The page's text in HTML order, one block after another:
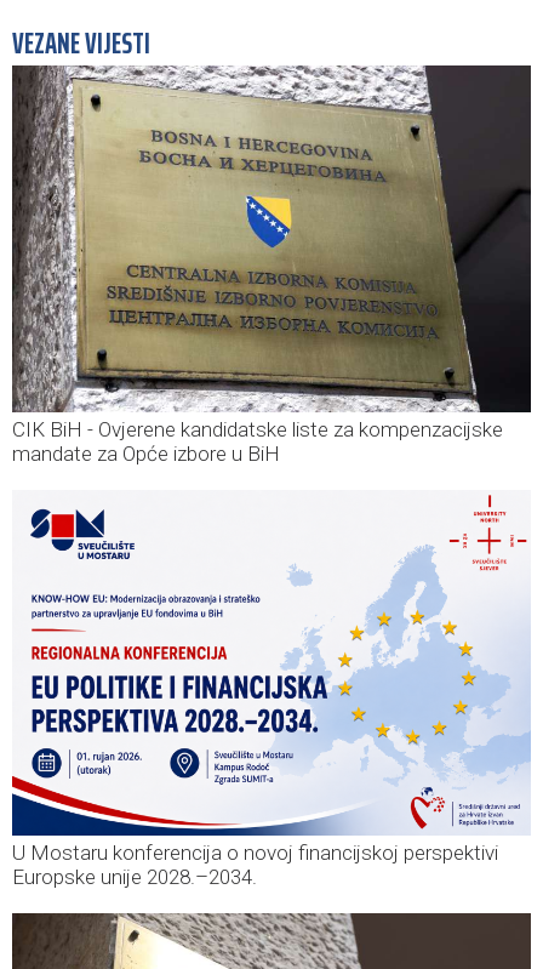
VEZANE VIJESTI
CIK BiH - Ovjerene kandidatske liste za kompenzacijske
mandate za Opće izbore u BiH
U Mostaru konferencija o novoj financijskoj perspektivi
Europske unije 2028.–2034.